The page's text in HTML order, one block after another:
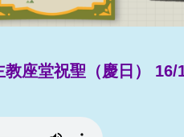
教座堂祝聖（慶日） 16/